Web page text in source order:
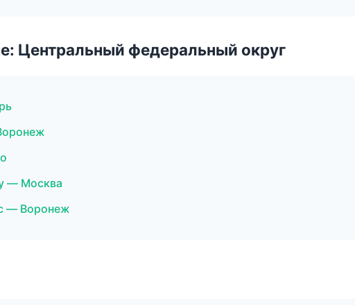
Центральный федеральный округ
— Москва
— Воронеж